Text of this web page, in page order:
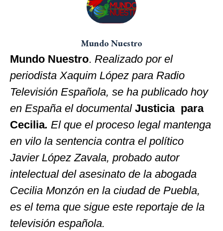
Mundo Nuestro
Mundo Nuestro. Realizado por el
periodista Xaquim López para Radio
Televisión Española, se ha publicado hoy
en España el documental Justicia para
Cecilia. El que el proceso legal mantenga
en vilo la sentencia contra el político
Javier López Zavala, probado autor
intelectual del asesinato de la abogada
Cecilia Monzón en la ciudad de Puebla,
es el tema que sigue este reportaje de la
televisión española.